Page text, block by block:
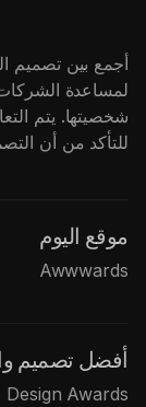
أجمع بين تصميم
لمساعدة
شخصيتها. يتم
للتأكد من أن
موقع اليوم
Awwwards
أفضل تصميم
Design Awards